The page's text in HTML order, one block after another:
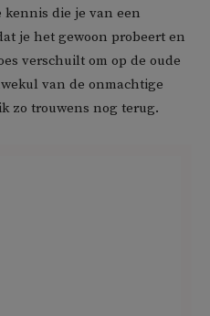
die je van een
je het gewoon probeert en
verschuilt om op de oude
van de onmachtige
zo trouwens nog terug.